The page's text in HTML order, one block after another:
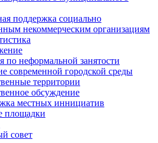
поддержка социально
некоммерческим организациям
по неформальной занятости
современной городской среды
территории
обсуждение
местных иннициатив
площадки
совет